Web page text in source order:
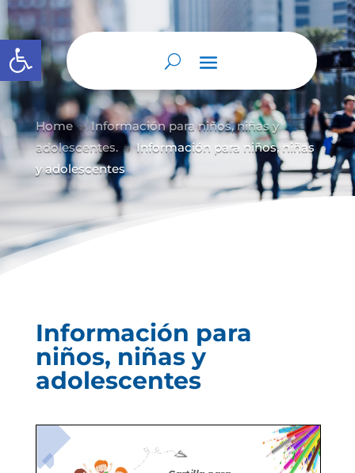
Abrir barra de herramientas
Home 9 Información para niños, niñas y
adolescentes. 9 Información para niños, niñas
y adolescentes
Información para
niños, niñas y
adolescentes